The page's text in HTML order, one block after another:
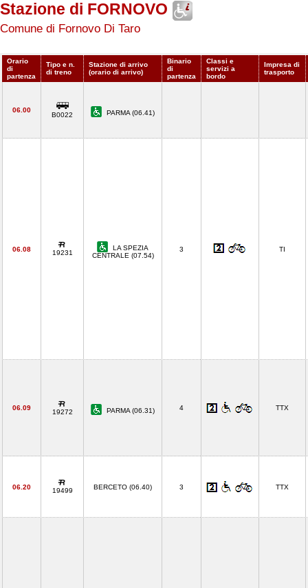
Stazione di FORNOVO
Comune di Fornovo Di Taro
Orario
di
partenza
Tipo e n.
di treno
Stazione di arrivo
(orario di arrivo)
Binario
di
partenza
Classi e
servizi a
bordo
Impresa di
trasporto
06.00
B0022 PARMA (06.41)
06.08 19231
LA SPEZIA
CENTRALE (07.54)
3 TI
06.09
19272 PARMA (06.31) 4 TTX
06.20 19499 BERCETO (06.40) 3 TTX